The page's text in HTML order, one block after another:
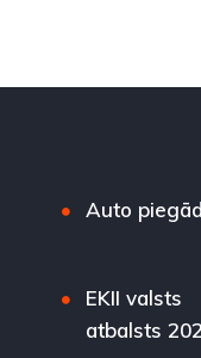
Auto
EKII valsts
atbalsts